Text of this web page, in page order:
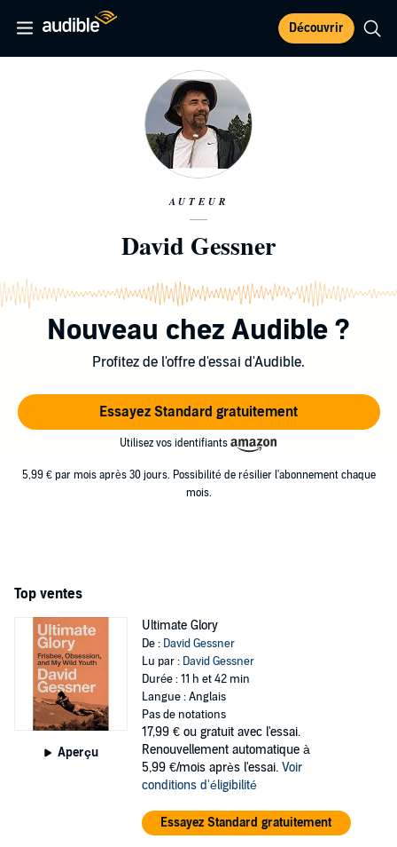
Découvrir
AUTEUR
David Gessner
Nouveau chez Audible ?
Profitez de l'offre d'essai d'Audible.
Essayez Standard gratuitement
Utilisez vos identifiants
5,99 € par mois après 30 jours. Possibilité de résilier l'abonnement chaque
mois.
Top ventes
Aperçu
Ultimate Glory
De : David Gessner
Lu par : David Gessner
Durée : 11 h et 42 min
Langue : Anglais
Pas de notations
17,99 € ou gratuit avec l'essai.
Renouvellement automatique à
5,99 €/mois après l'essai. Voir
conditions d'éligibilité
Essayez Standard gratuitement